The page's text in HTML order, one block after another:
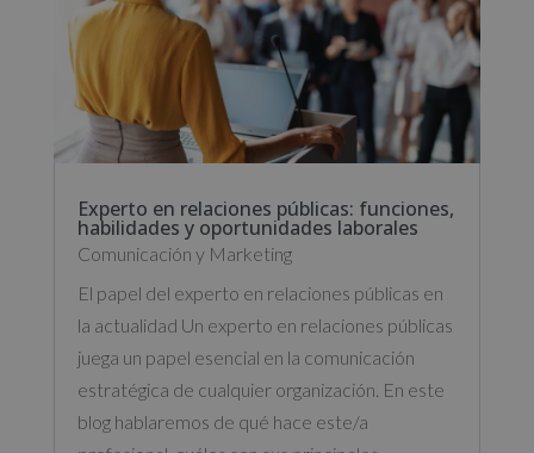
Experto en relaciones públicas: funciones,
habilidades y oportunidades laborales
Comunicación y Marketing
El papel del experto en relaciones públicas en
la actualidad Un experto en relaciones públicas
juega un papel esencial en la comunicación
estratégica de cualquier organización. En este
blog hablaremos de qué hace este/a